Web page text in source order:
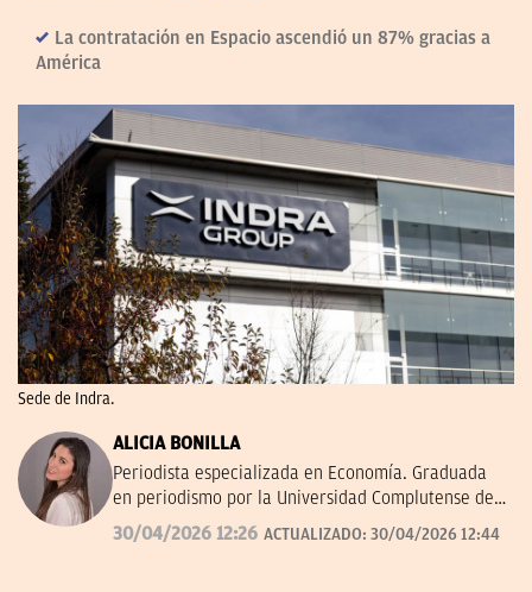
La contratación en Espacio ascendió un 87% gracias a
América
Sede de Indra.
ALICIA BONILLA
Periodista especializada en Economía. Graduada
en periodismo por la Universidad Complutense de
Madrid.
30/04/2026 12:26 ACTUALIZADO: 30/04/2026 12:44